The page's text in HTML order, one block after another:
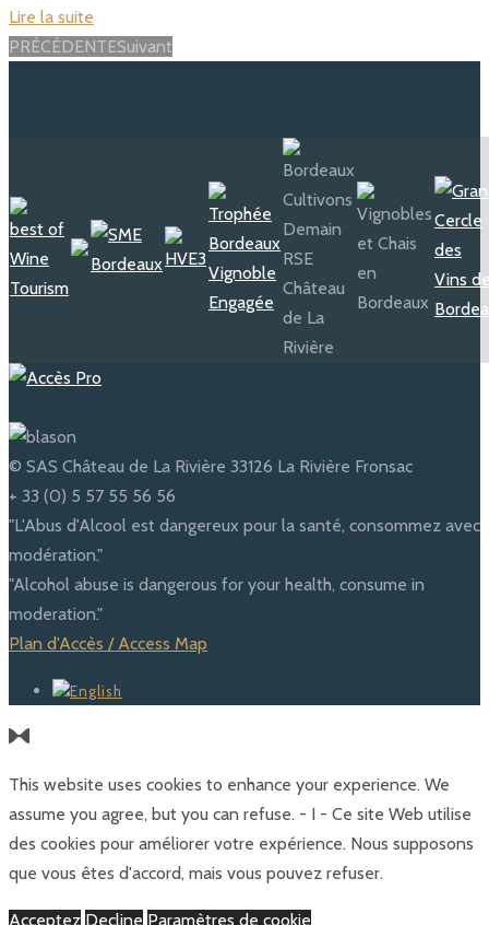
Lire la suite
Posts
PRÉCÉDENTESuivant
© SAS Château de La Rivière 33126 La Rivière Fronsac
+ 33 (0) 5 57 55 56 56
"L'Abus d'Alcool est dangereux pour la santé, consommez avec
modération."
"Alcohol abuse is dangerous for your health, consume in
moderation."
Plan d'Accès / Access Map
This website uses cookies to enhance your experience. We
assume you agree, but you can refuse. - I - Ce site Web utilise
des cookies pour améliorer votre expérience. Nous supposons
que vous êtes d'accord, mais vous pouvez refuser.
Acceptez Decline Paramètres de cookie